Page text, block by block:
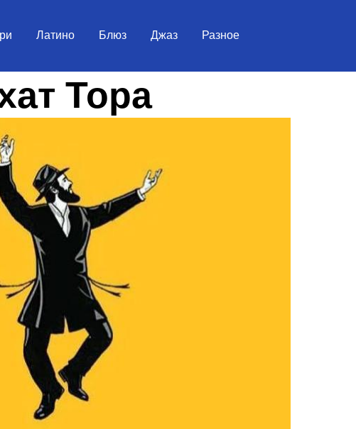
Латино Блюз Джаз Разное
Тора